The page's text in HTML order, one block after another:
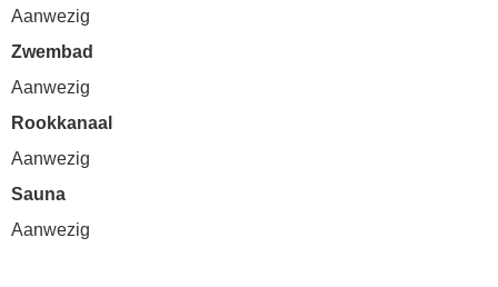
Aanwezig
Zwembad
Aanwezig
Rookkanaal
Aanwezig
Sauna
Aanwezig